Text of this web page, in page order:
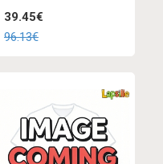
39.45€
96.13€